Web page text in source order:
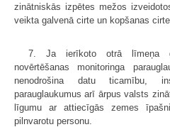
zinātniskās izpētes mežos
veikta galvenā cirte un kopšanas cirte.
7. Ja ierīkoto otrā līmeņa
novērtēšanas monitoringa
nenodrošina datu ticamību,
parauglaukumus arī ārpus valsts
līgumu ar attiecīgās zemes
pilnvarotu personu.